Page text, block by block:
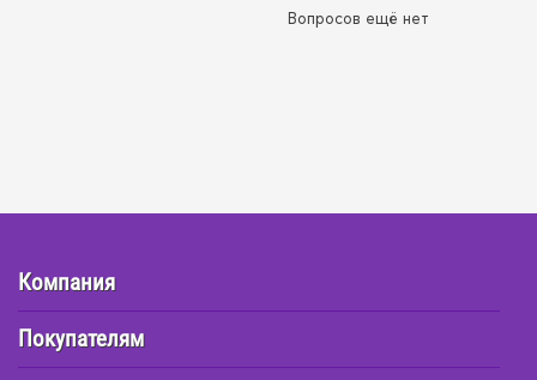
Вопросов ещё нет
Компания
Покупателям